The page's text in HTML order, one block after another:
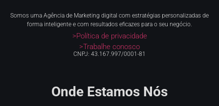
Somos uma Agência de Marketing digital com estratégias personalizadas de
forma inteligente e com resultados eficazes para o seu negócio.
>Política de privacidade
>Trabalhe conosco
CNPJ: 43.167.997/0001-81
Onde Estamos Nós